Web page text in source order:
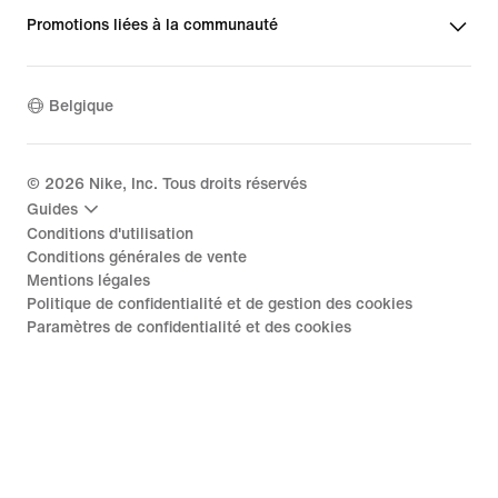
Promotions liées à la communauté
Belgique
© 2026 Nike, Inc. Tous droits réservés
Guides
Conditions d'utilisation
Conditions générales de vente
Mentions légales
Politique de confidentialité et de gestion des cookies
Paramètres de confidentialité et des cookies